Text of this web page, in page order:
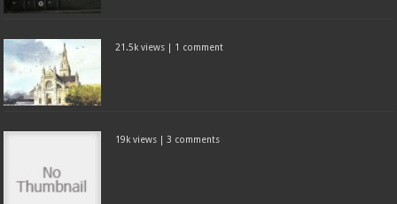
21.5k views | 1 comment
19k views | 3 comments